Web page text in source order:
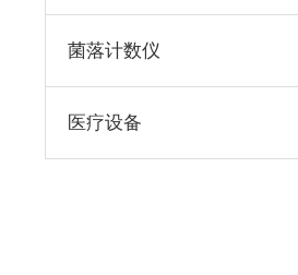
菌落计数仪
医疗设备